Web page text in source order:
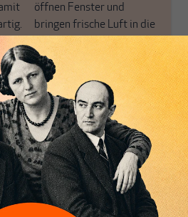
öffnen Fenster und
bringen frische Luft in die
engen und verstaubten
Debattenräume.
Brauchen Sie auch frische
Luft? Dann folgen Sie
einfach dem Button.
ABONNIEREN SIE
MAKROSKOP